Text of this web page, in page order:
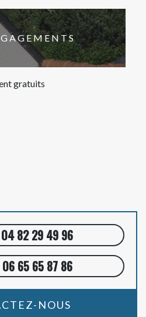
gratuits
04 82 29 49 96
06 65 65 87 86
NOUS